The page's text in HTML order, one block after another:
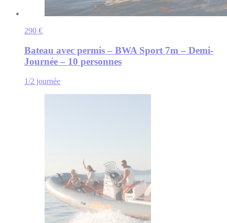
290 €
Bateau avec permis – BWA Sport 7m – Demi-
Journée – 10 personnes
1/2 journée